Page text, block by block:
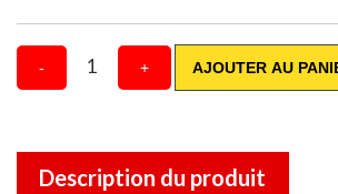
- 1 + AJOUTER AU
Description du produit